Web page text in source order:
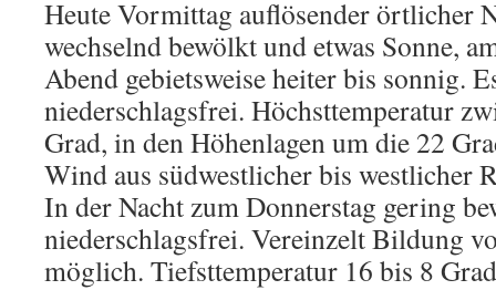
Heute Vormittag auflösender örtlicher
wechselnd bewölkt und etwas Sonne,
Abend gebietsweise heiter bis sonnig.
niederschlagsfrei. Höchsttemperatur
Grad, in den Höhenlagen um die 22
Wind aus südwestlicher bis westlicher
In der Nacht zum Donnerstag gering
niederschlagsfrei. Vereinzelt Bildung
möglich. Tiefsttemperatur 16 bis 8